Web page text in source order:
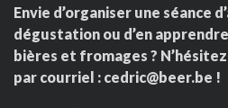
Envie d’organiser une séance
dégustation ou d’en
bières et fromages ?
par courriel : cedric@beer.be !